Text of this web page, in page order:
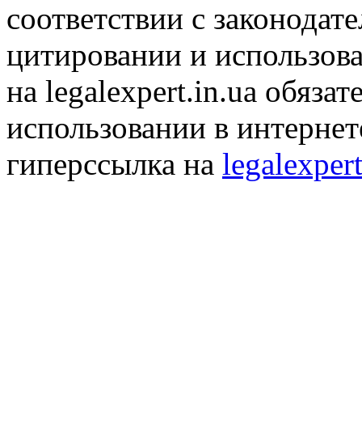
соответствии с
цитировании и
на legalexpert.in.ua
использовании в
гиперссылка на